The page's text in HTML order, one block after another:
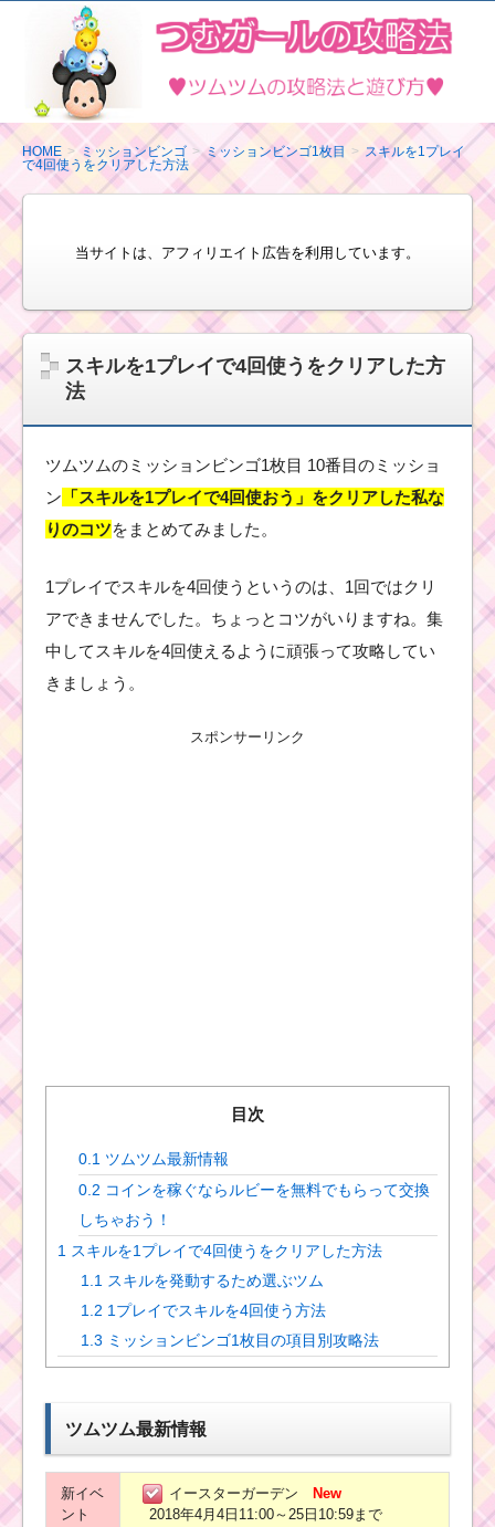
ム
ツ
ム
の
攻
略
び
方
HOME ミッションビンゴ ミッションビンゴ1枚目
スキルを1プレイ
で4回使うをクリアした方法
当サイトは、アフィリエイト広告を利用しています。
スキルを1プレイで4回使うをクリアした方
法
ツムツムのミッションビンゴ1枚目 10番目のミッショ
ン 「スキルを1プレイで4回使おう」をクリアした私な
りのコツをまとめてみました。
1プレイでスキルを4回使うというのは、1回ではクリ
アできませんでした。ちょっとコツがいりますね。集
中してスキルを4回使えるように頑張って攻略してい
きましょう。
スポンサーリンク
目次
0.1 ツムツム最新情報
0.2 コインを稼ぐならルビーを無料でもらって交換
しちゃおう！
1 スキルを1プレイで4回使うをクリアした方法
1.1 スキルを発動するため選ぶツム
1.2 1プレイでスキルを4回使う方法
1.3 ミッションビンゴ1枚目の項目別攻略法
ツムツム最新情報
新イベ
ント
イースターガーデン New
2018年4月4日11:00～25日10:59まで